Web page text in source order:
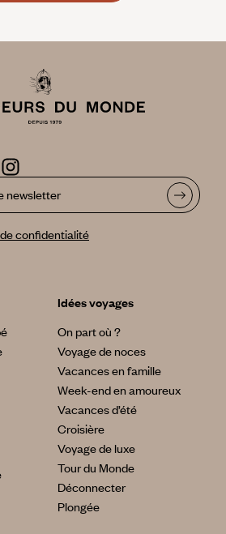
newsletter
confidentialité
Idées voyages
On part où ?
Voyage de noces
Vacances en famille
Week-end en amoureux
Vacances d’été
Croisière
Voyage de luxe
Tour du Monde
Déconnecter
Plongée